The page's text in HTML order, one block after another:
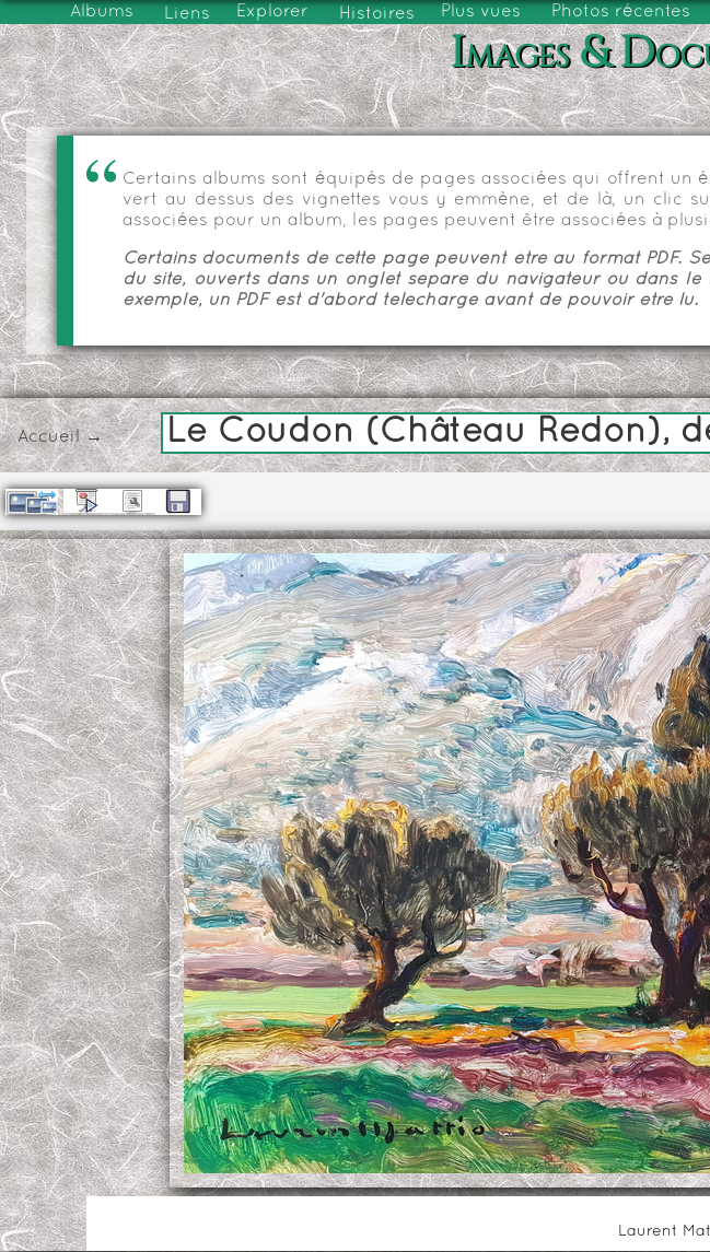
Albums Liens Explorer Histoires Plus vues Photos récentes
Images &
Certains albums sont équipés de pages associées qui offrent
vert au dessus des vignettes vous y emmène, et de là, un clic
associées pour un album, les pages peuvent être associées à
Certains documents de cette page peuvent être au format PDF.
du site, ouverts dans un onglet séparé du navigateur ou dans
exemple, un PDF est d'abord téléchargé avant de pouvoir être lu.
Accueil→ Le Coudon (Château Redon),
Laurent